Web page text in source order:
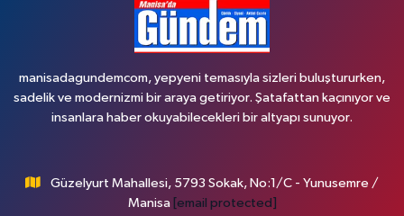
manisadagundemcom, yepyeni temasıyla sizleri buluştururken,
sadelik ve modernizmi bir araya getiriyor. Şatafattan kaçınıyor ve
insanlara haber okuyabilecekleri bir altyapı sunuyor.
Güzelyurt Mahallesi, 5793 Sokak, No:1/C - Yunusemre /
Manisa [email protected]